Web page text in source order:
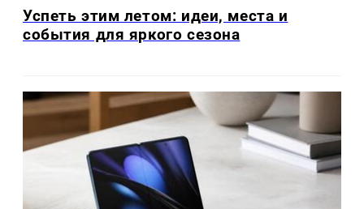
Успеть этим летом: идеи, места и
события для яркого сезона